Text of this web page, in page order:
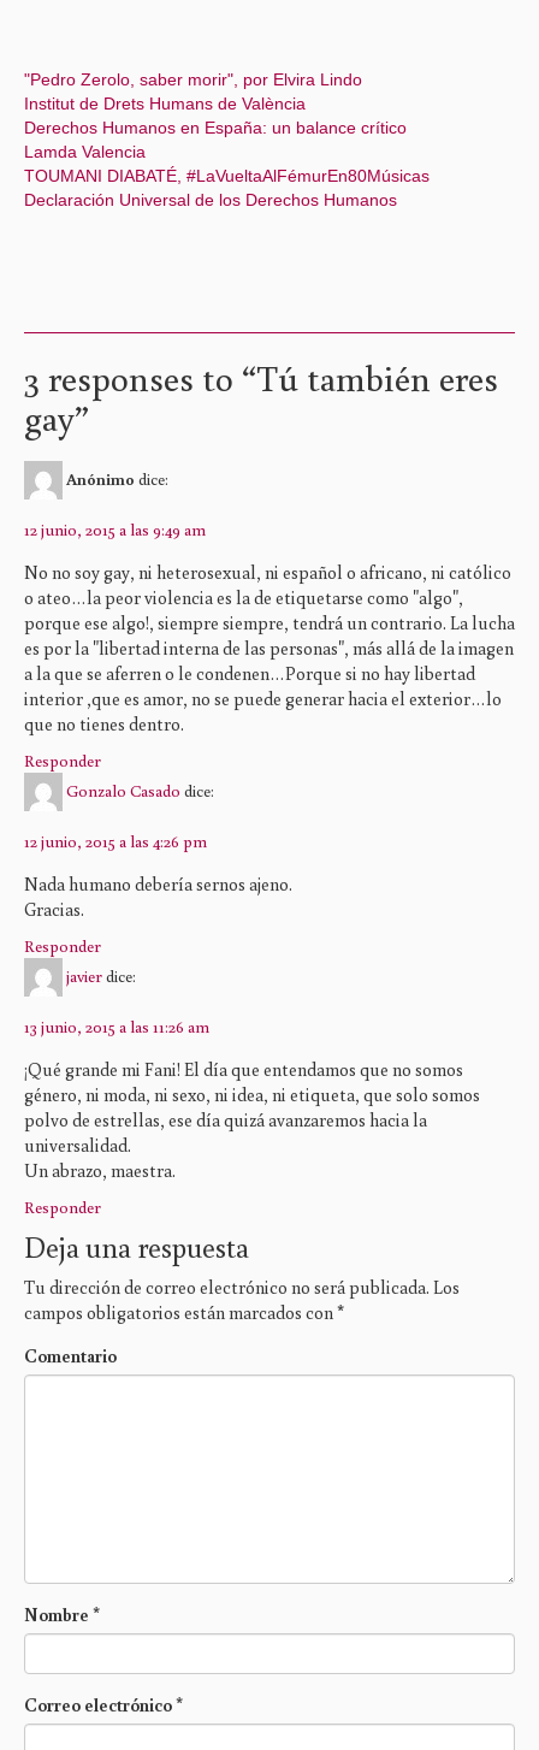
"Pedro Zerolo, saber morir", por Elvira Lindo
Institut de Drets Humans de València
Derechos Humanos en España: un balance crítico
Lamda Valencia
TOUMANI DIABATÉ, #LaVueltaAlFémurEn80Músicas
Declaración Universal de los Derechos Humanos
3 responses to “Tú también eres
gay”
Anónimo dice:
12 junio, 2015 a las 9:49 am
No no soy gay, ni heterosexual, ni español o africano, ni católico
o ateo…la peor violencia es la de etiquetarse como "algo",
porque ese algo!, siempre siempre, tendrá un contrario. La lucha
es por la "libertad interna de las personas", más allá de la imagen
a la que se aferren o le condenen…Porque si no hay libertad
interior ,que es amor, no se puede generar hacia el exterior…lo
que no tienes dentro.
Responder
Gonzalo Casado dice:
12 junio, 2015 a las 4:26 pm
Nada humano debería sernos ajeno.
Gracias.
Responder
javierdice:
13 junio, 2015 a las 11:26 am
¡Qué grande mi Fani! El día que entendamos que no somos
género, ni moda, ni sexo, ni idea, ni etiqueta, que solo somos
polvo de estrellas, ese día quizá avanzaremos hacia la
universalidad.
Un abrazo, maestra.
Responder
Deja una respuesta
Tu dirección de correo electrónico no será publicada. Los
campos obligatorios están marcados con *
Comentario
Nombre *
Correo electrónico*